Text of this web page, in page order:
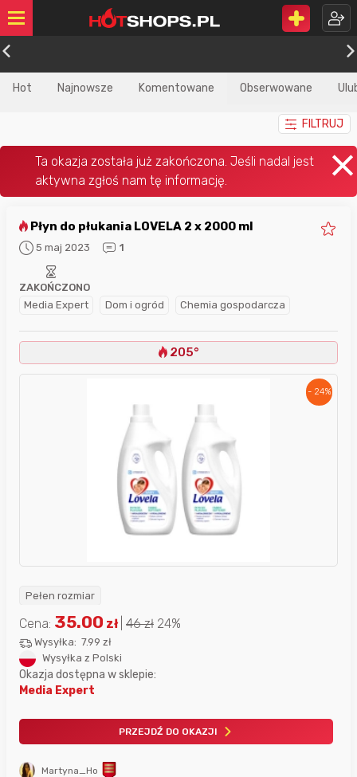
Hot Najnowsze Komentowane Obserwowane
FILTRUJ
Płyn do płukania LOVELA 2 x 2000 ml
5 maj 2023 1
Media Expert Dom i ogród Chemia gospodarcza
ZAKOŃCZONO
205°
- 24%
Pełen rozmiar
Martyna_Ho
Cena: 35.00 zł 46zł 24%
Wysyłka: 7.99 zł
Wysyłka z Polski
Okazja dostępna w sklepie:
Media Expert
PRZEJDŹ DO OKAZJI